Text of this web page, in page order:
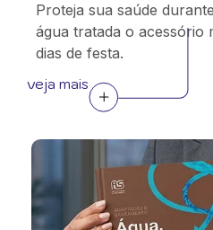
Proteja sua saúde
água tratada o acessório
dias de festa.
veja mais